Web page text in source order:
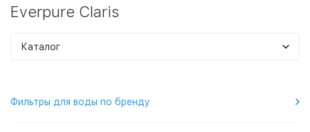
Everpure Claris
Каталог
Фильтры для воды по бренду